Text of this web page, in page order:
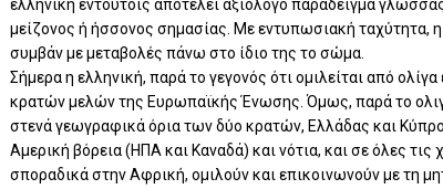
ελληνική εντούτοις αποτελεί αξιόλογο παράδειγμα
μείζονος ή ήσσονος σημασίας. Με εντυπωσιακή ταχύτητα,
συμβάν με μεταβολές πάνω στο ίδιο της το σώμα.
Σήμερα η ελληνική, παρά το γεγονός ότι ομιλείται από
κρατών μελών της Ευρωπαϊκής Ένωσης. Όμως, παρά το
στενά γεωγραφικά όρια των δύο κρατών, Ελλάδας και
Αμερική βόρεια (ΗΠΑ και Καναδά) και νότια, και σε όλες
σποραδικά στην Αφρική, ομιλούν και επικοινωνούν με τη